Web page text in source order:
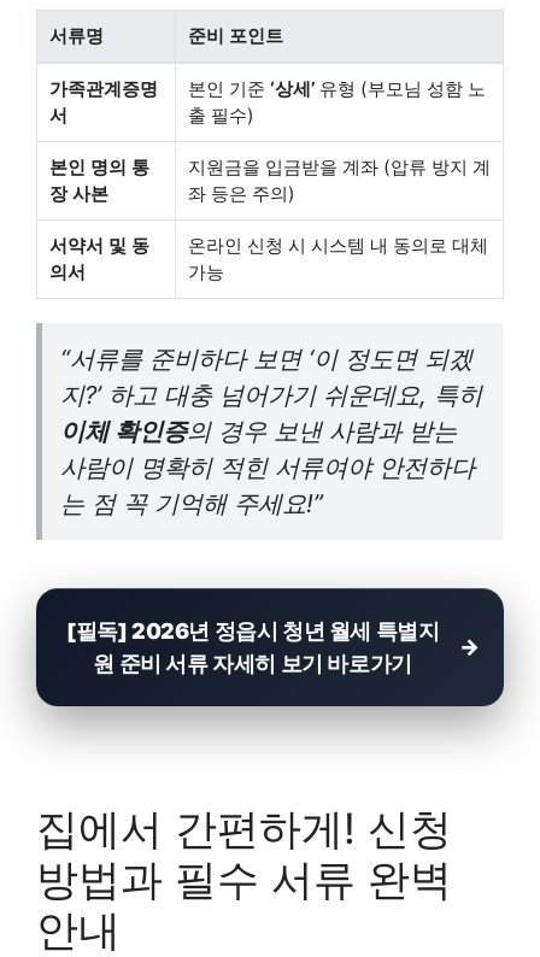
서류명 준비 포인트
가족관계증명
서
본인 기준 ‘상세’ 유형 (부모님 성함 노
출 필수)
본인 명의 통
장 사본
지원금을 입금받을 계좌 (압류 방지 계
좌 등은 주의)
서약서 및 동
의서
온라인 신청 시 시스템 내 동의로 대체
가능
“서류를 준비하다 보면 ‘이 정도면 되겠
지?’ 하고 대충 넘어가기 쉬운데요, 특히
이체 확인증의 경우 보낸 사람과 받는
사람이 명확히 적힌 서류여야 안전하다
는 점 꼭 기억해 주세요!”
[필독] 2026년 정읍시 청년 월세 특별지
원 준비 서류 자세히 보기 바로가기
집에서 간편하게! 신청
방법과 필수 서류 완벽
안내